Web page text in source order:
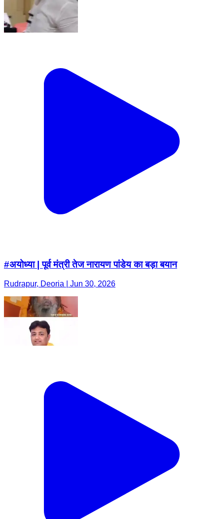
#अयोध्या | पूर्व मंत्री तेज नारायण पांडेय का बड़ा बयान
Rudrapur, Deoria | Jun 30, 2026